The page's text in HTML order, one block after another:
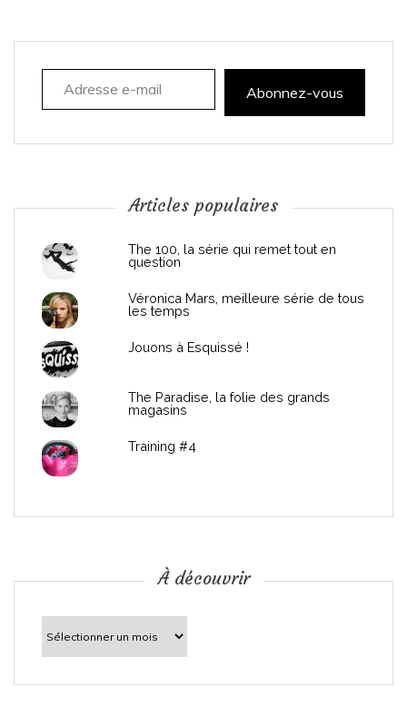
a
n
c
Adresse e-mail
Abonnez-vous
Articles populaires
The 100, la série qui remet tout en
question
Véronica Mars, meilleure série de tous
les temps
Jouons à Esquissé !
The Paradise, la folie des grands
magasins
Training #4
À découvrir
découvrir